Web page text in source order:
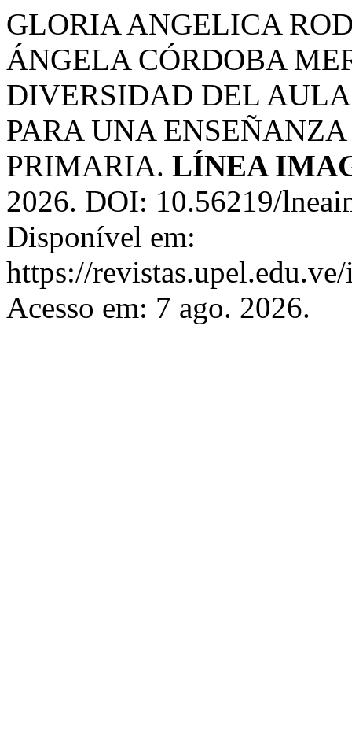
GLORIA ANGELICA
ÁNGELA CÓRDOBA
DIVERSIDAD DEL
PARA UNA
PRIMARIA. LÍNEA
2026. DOI: 10.56219/
Disponível em:
https://
Acesso em: 7 ago. 2026.